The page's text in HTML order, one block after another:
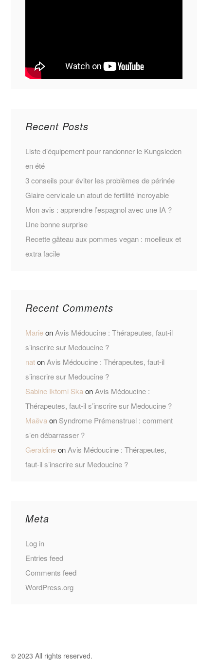
Recent Posts
Liste d’équipement pour randonner le Kungsleden
en été
3 conseils pour éviter les problèmes de périnée
Glaire cervicale un atout de fertilité incroyable
Mon avis : apprendre l’espagnol avec une IA ?
Une bonne surprise
Recette gâteau aux pommes vegan : moelleux et
extra facile
Recent Comments
MarieonAvis Médoucine : Thérapeutes, faut-il
s’inscrire sur Medoucine ?
natonAvis Médoucine : Thérapeutes, faut-il
s’inscrire sur Medoucine ?
Sabine Iktomi SkaonAvis Médoucine :
Thérapeutes, faut-il s’inscrire sur Medoucine ?
Maëvaon Syndrome Prémenstruel : comment
s’en débarrasser ?
GeraldineonAvis Médoucine : Thérapeutes,
faut-il s’inscrire sur Medoucine ?
Meta
Log in
Entries feed
Comments feed
WordPress.org
© 2023 All rights reserved.